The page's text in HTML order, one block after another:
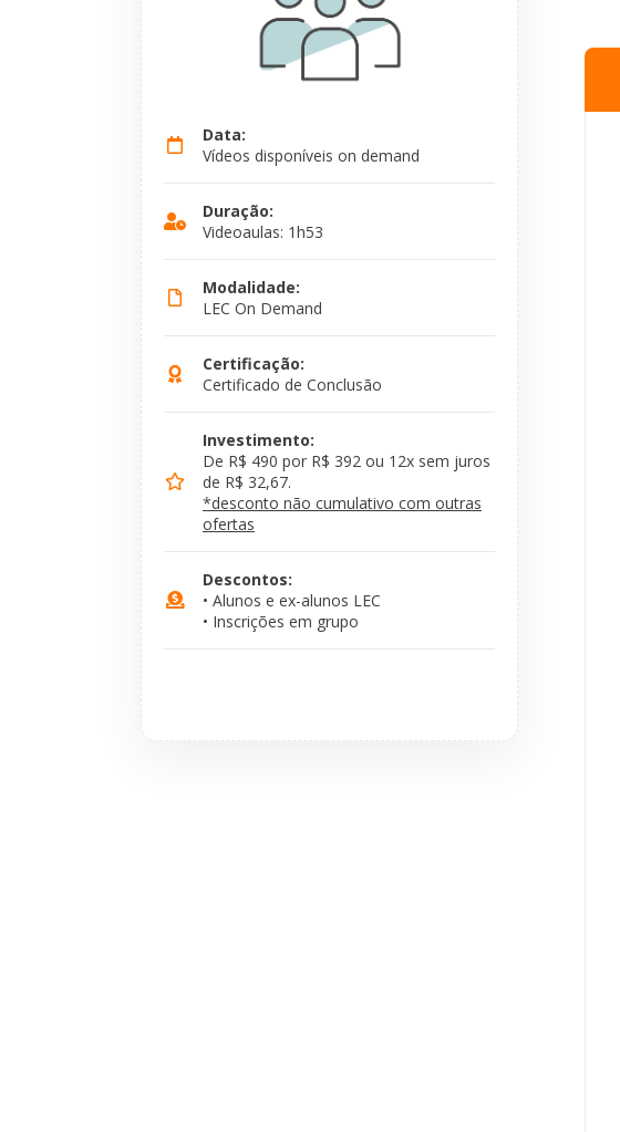
Data:
Vídeos disponíveis on demand
Duração:
Videoaulas: 1h53
Modalidade:
LEC On Demand
Certificação:
Certificado de Conclusão
Investimento:
De R$ 490 por R$ 392 ou 12x sem juros
de R$ 32,67.
*desconto não cumulativo com outras
ofertas
Descontos:
• Alunos e ex-alunos LEC
• Inscrições em grupo